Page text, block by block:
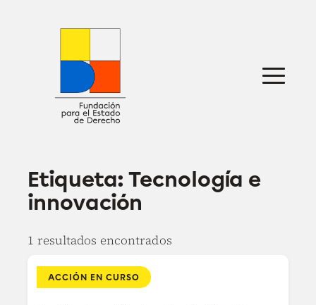
Sobre nosotros
Defensa jurídica
Prensa
Etiqueta:Tecnología e
innovación
1 resultados encontrados
ACCIÓN EN CURSO